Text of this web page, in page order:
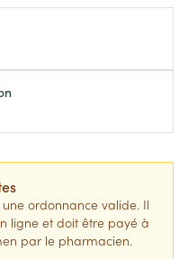
ordonnance valide. Il
ligne et doit être payé à
par le pharmacien.